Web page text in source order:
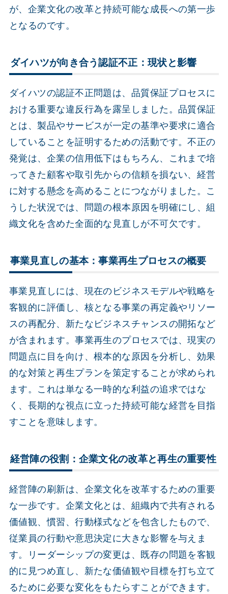
が、企業文化の改革と持続可能な成長への第一歩
となるのです。
ダイハツが向き合う認証不正：現状と影響
ダイハツの認証不正問題は、品質保証プロセスに
おける重要な違反行為を露呈しました。品質保証
とは、製品やサービスが一定の基準や要求に適合
していることを証明するための活動です。不正の
発覚は、企業の信用低下はもちろん、これまで培
ってきた顧客や取引先からの信頼を損ない、経営
に対する懸念を高めることにつながりました。こ
うした状況では、問題の根本原因を明確にし、組
織文化を含めた全面的な見直しが不可欠です。
事業見直しの基本：事業再生プロセスの概要
事業見直しには、現在のビジネスモデルや戦略を
客観的に評価し、核となる事業の再定義やリソー
スの再配分、新たなビジネスチャンスの開拓など
が含まれます。事業再生のプロセスでは、現実の
問題点に目を向け、根本的な原因を分析し、効果
的な対策と再生プランを策定することが求められ
ます。これは単なる一時的な利益の追求ではな
く、長期的な視点に立った持続可能な経営を目指
すことを意味します。
経営陣の役割：企業文化の改革と再生の重要性
経営陣の刷新は、企業文化を改革するための重要
な一歩です。企業文化とは、組織内で共有される
価値観、慣習、行動様式などを包含したもので、
従業員の行動や意思決定に大きな影響を与えま
す。リーダーシップの変更は、既存の問題を客観
的に見つめ直し、新たな価値観や目標を打ち立て
るために必要な変化をもたらすことができます。